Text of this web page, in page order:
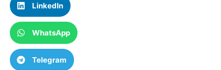
LinkedIn
WhatsApp
Telegram